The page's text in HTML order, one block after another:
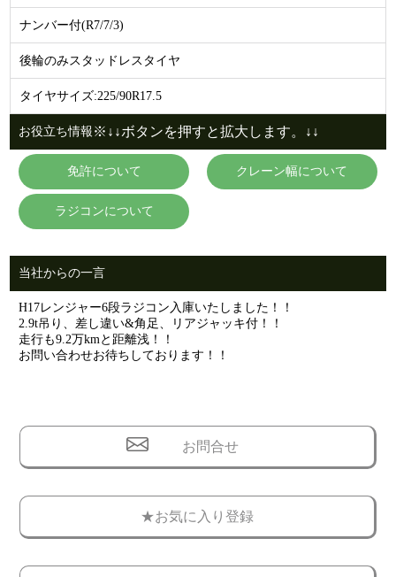
ナンバー付(R7/7/3)
後輪のみスタッドレスタイヤ
タイヤサイズ:225/90R17.5
お役立ち情報 ※↓↓ボタンを押すと拡大します。↓↓
免許について クレーン幅について
ラジコンについて
当社からの一言
H17レンジャー6段ラジコン入庫いたしました！！
2.9t吊り、差し違い&角足、リアジャッキ付！！
走行も9.2万kmと距離浅！！
お問い合わせお待ちしております！！
お問合せ
★お気に入り登録